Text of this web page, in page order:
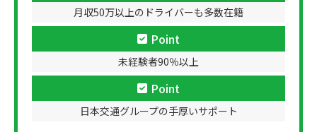
月収50万以上のドライバーも多数在籍
Point
未経験者90％以上
Point
日本交通グループの手厚いサポート